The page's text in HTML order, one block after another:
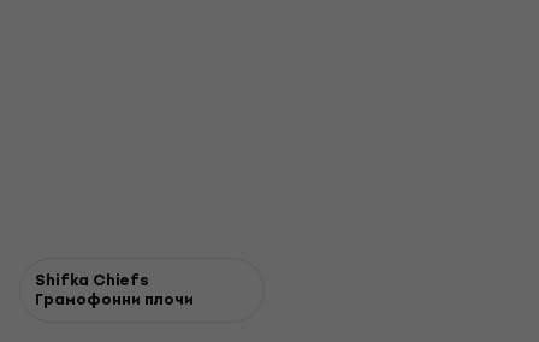
Shifka Chiefs
Грамофонни плочи